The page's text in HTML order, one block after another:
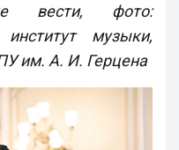
вести, фото:
институт музыки,
им. А. И. Герцена